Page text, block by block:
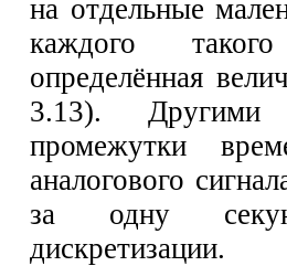
на отдельные
каждого такого
определённая
3.13). Другими
промежутки
аналогового
за одну
дискретизации.